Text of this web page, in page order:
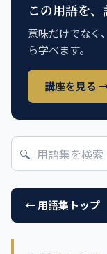
この用語を
意味だけでなく
ら学べます。
講座を見る
🔍
← 用語集トップ